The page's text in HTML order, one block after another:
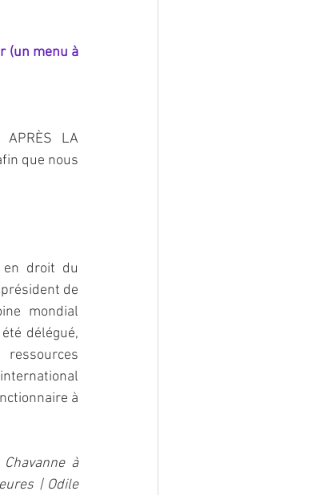
(un menu à
APRÈS LA
que nous
en droit du
de
mondial
délégué,
à
à
| Odile